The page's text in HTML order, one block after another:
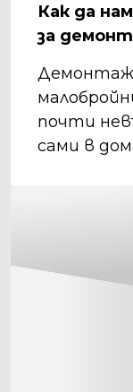
Как да
за
Демонтаж
почти
сами в